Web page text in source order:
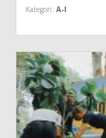
Kategori: A-I